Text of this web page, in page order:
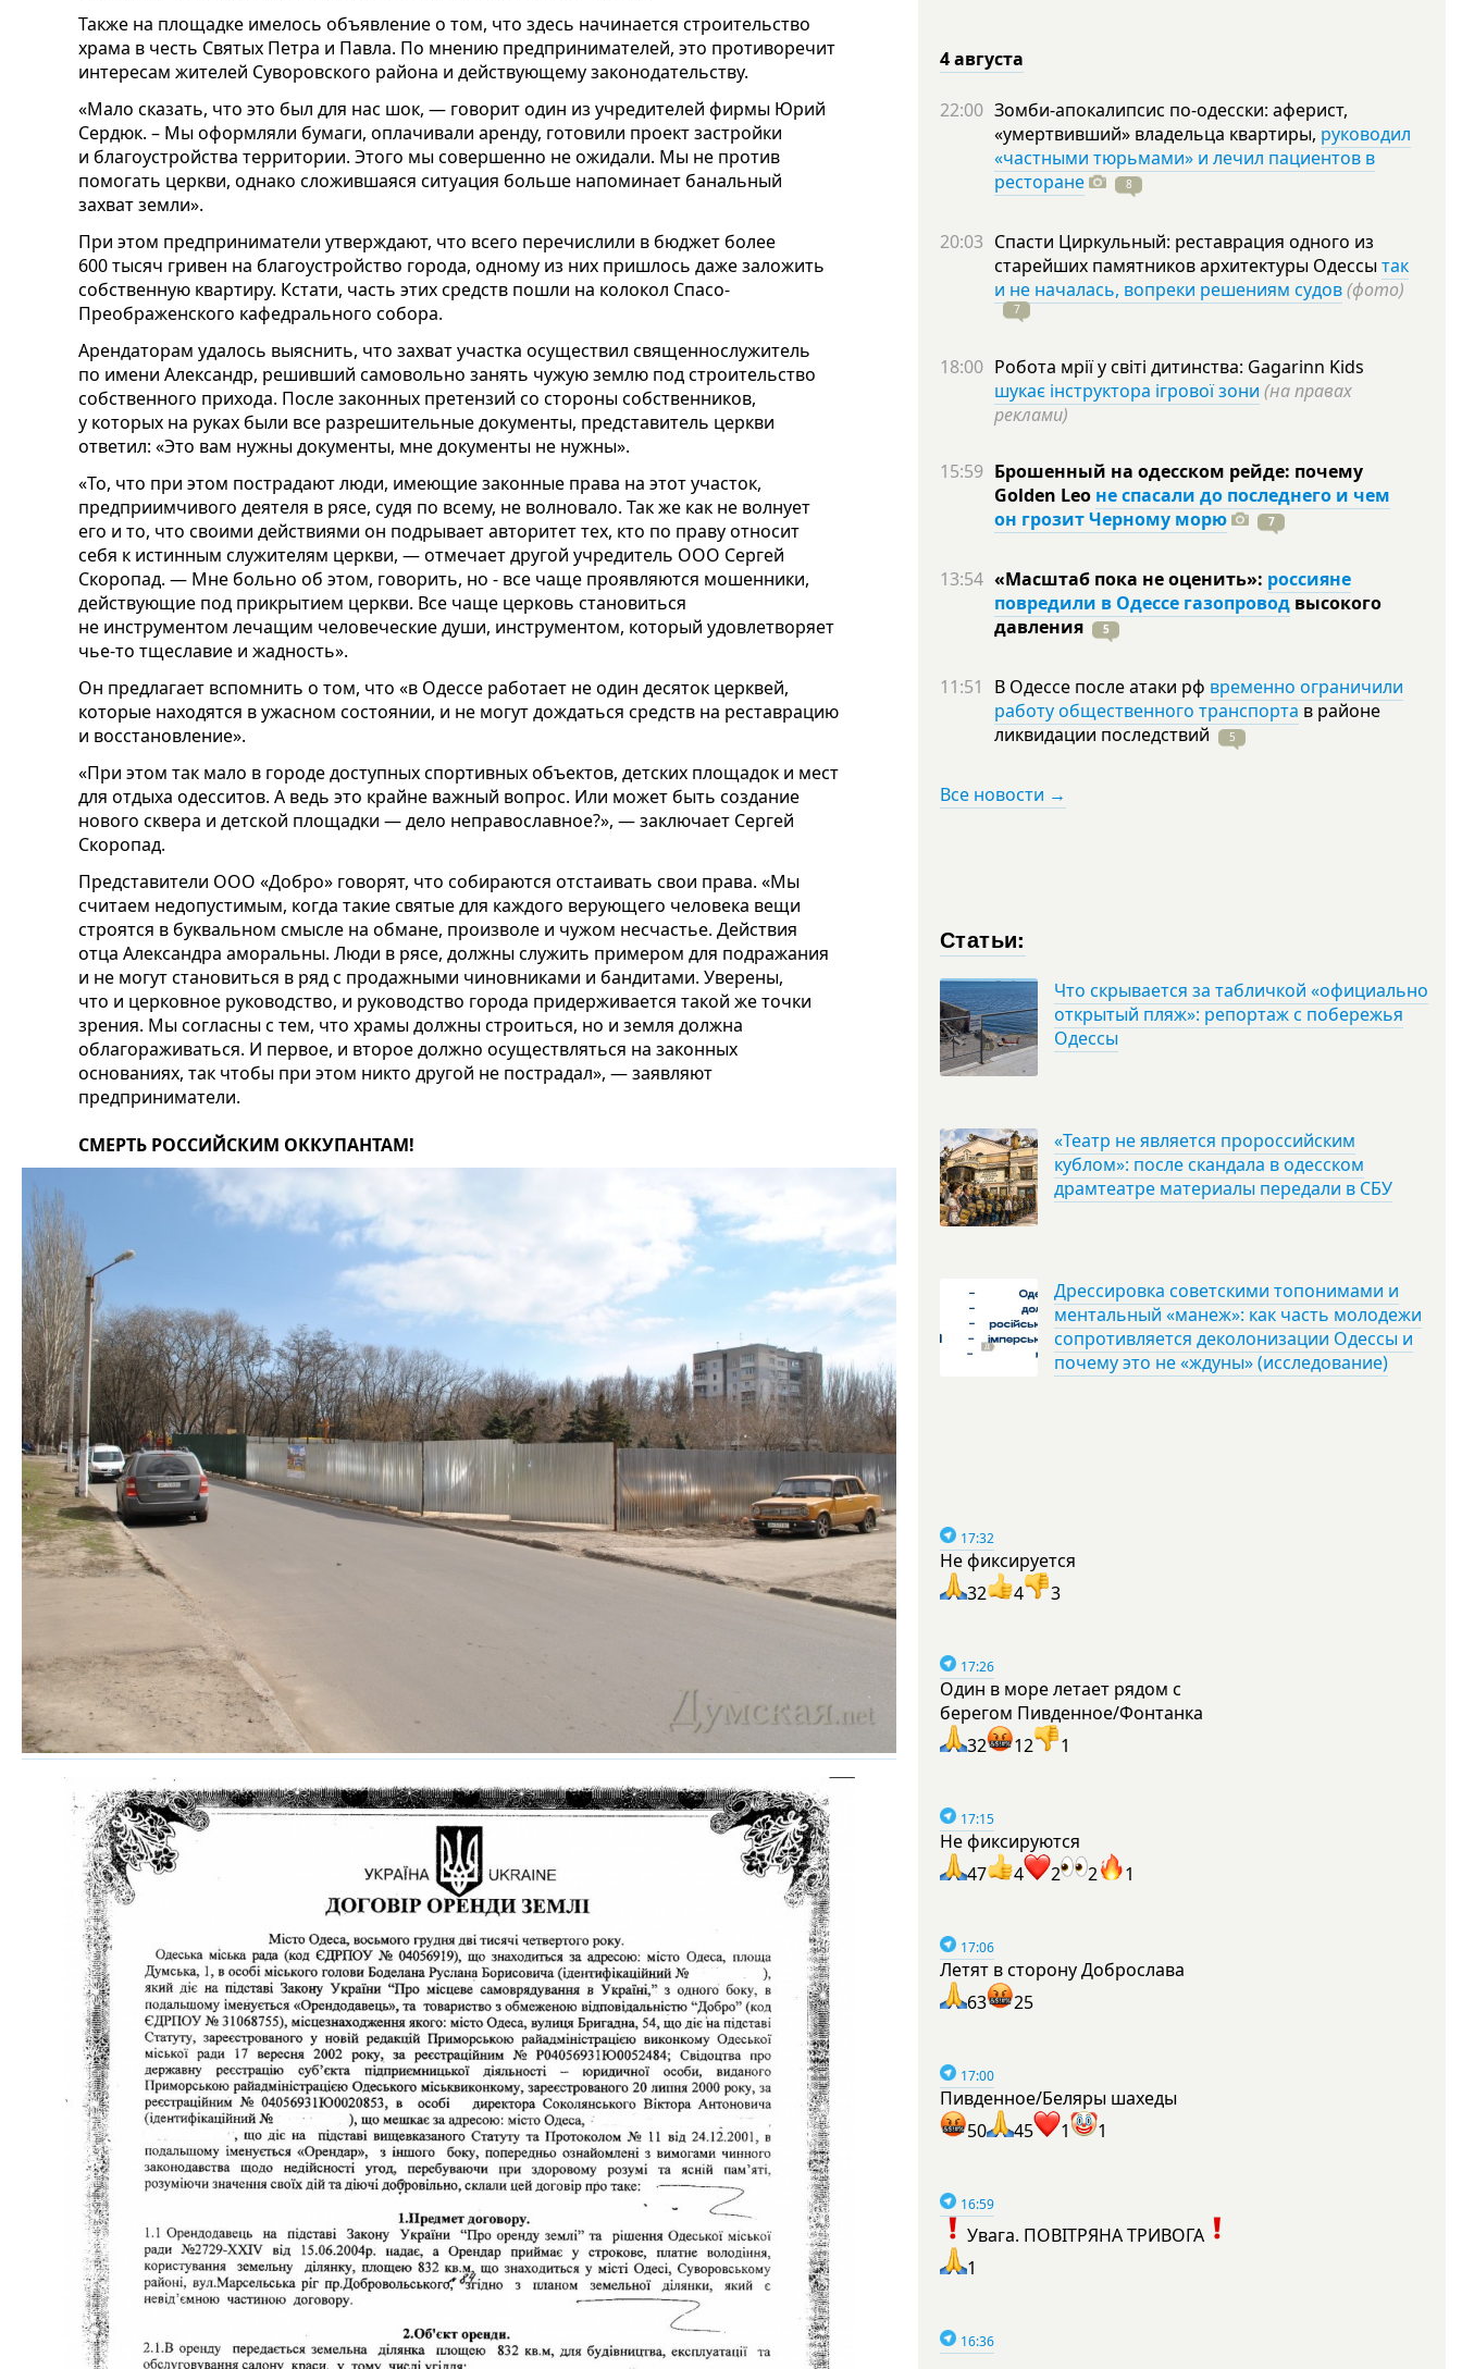
Также на площадке имелось объявление о том, что здесь начинается строительство
храма в честь Святых Петра и Павла. По мнению предпринимателей, это противоречит
интересам жителей Суворовского района и действующему законодательству.
«Мало сказать, что это был для нас шок, — говорит один из учредителей фирмы Юрий
Сердюк. – Мы оформляли бумаги, оплачивали аренду, готовили проект застройки
и благоустройства территории. Этого мы совершенно не ожидали. Мы не против
помогать церкви, однако сложившаяся ситуация больше напоминает банальный
захват земли».
При этом предприниматели утверждают, что всего перечислили в бюджет более
600 тысяч гривен на благоустройство города, одному из них пришлось даже заложить
собственную квартиру. Кстати, часть этих средств пошли на колокол Спасо-
Преображенского кафедрального собора.
Арендаторам удалось выяснить, что захват участка осуществил священнослужитель
по имени Александр, решивший самовольно занять чужую землю под строительство
собственного прихода. После законных претензий со стороны собственников,
у которых на руках были все разрешительные документы, представитель церкви
ответил: «Это вам нужны документы, мне документы не нужны».
«То, что при этом пострадают люди, имеющие законные права на этот участок,
предприимчивого деятеля в рясе, судя по всему, не волновало. Так же как не волнует
его и то, что своими действиями он подрывает авторитет тех, кто по праву относит
себя к истинным служителям церкви, — отмечает другой учредитель ООО Сергей
Скоропад. — Мне больно об этом, говорить, но - все чаще проявляются мошенники,
действующие под прикрытием церкви. Все чаще церковь становиться
не инструментом лечащим человеческие души, инструментом, который удовлетворяет
чье-то тщеславие и жадность».
Он предлагает вспомнить о том, что «в Одессе работает не один десяток церквей,
которые находятся в ужасном состоянии, и не могут дождаться средств на реставрацию
и восстановление».
«При этом так мало в городе доступных спортивных объектов, детских площадок и мест
для отдыха одесситов. А ведь это крайне важный вопрос. Или может быть создание
нового сквера и детской площадки — дело неправославное?», — заключает Сергей
Скоропад.
Представители ООО «Добро» говорят, что собираются отстаивать свои права. «Мы
считаем недопустимым, когда такие святые для каждого верующего человека вещи
строятся в буквальном смысле на обмане, произволе и чужом несчастье. Действия
отца Александра аморальны. Люди в рясе, должны служить примером для подражания
и не могут становиться в ряд с продажными чиновниками и бандитами. Уверены,
что и церковное руководство, и руководство города придерживается такой же точки
зрения. Мы согласны с тем, что храмы должны строиться, но и земля должна
облагораживаться. И первое, и второе должно осуществляться на законных
основаниях, так чтобы при этом никто другой не пострадал», — заявляют
предприниматели.
СМЕРТЬ РОССИЙСКИМ ОККУПАНТАМ!
4 августа
22:00 Зомби-апокалипсис по-одесски: аферист,
«умертвивший» владельца квартиры, руководил
«частными тюрьмами» и лечил пациентов в
ресторане
8
20:03 Спасти Циркульный: реставрация одного из
старейших памятников архитектуры Одессы так
и не началась, вопреки решениям судов(фото)
7
18:00 Робота мрії у світі дитинства: Gagarinn Kids
шукає інструктора ігрової зони (на правах
реклами)
15:59 Брошенный на одесском рейде: почему
Golden Leo не спасали до последнего и чем
он грозит Черному морю
7
13:54 «Масштаб пока не оценить»: россияне
повредили в Одессе газопровод высокого
давления
5
11:51 В Одессе после атаки рф временно ограничили
работу общественного транспорта в районе
ликвидации последствий 5
Все новости →
Статьи:
Что скрывается за табличкой «официально
открытый пляж»: репортаж с побережья
Одессы
«Театр не является пророссийским
кублом»: после скандала в одесском
драмтеатре материалы передали в СБУ
Дрессировка советскими топонимами и
ментальный «манеж»: как часть молодежи
сопротивляется деколонизации Одессы и
почему это не «ждуны» (исследование)
17:32
Не фиксируется
32
4 3
17:26
Один в море летает рядом с
берегом Пивденное/Фонтанка
32
12 1
17:15
Не фиксируются
47
4 2 2 1
17:06
Летят в сторону Доброслава
63
25
17:00
Пивденное/Беляры шахеды
50
45 1 1
16:59
Увага. ПОВІТРЯНА ТРИВОГА
1
16:36